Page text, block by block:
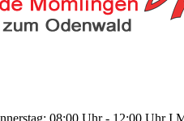
08:00 Uhr - 12:00 Uhr I